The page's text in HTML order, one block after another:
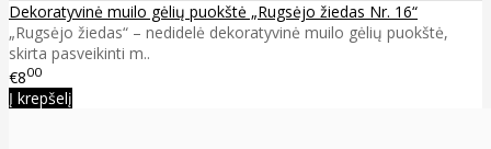
Dekoratyvinė muilo gėlių puokštė „Rugsėjo žiedas Nr. 16“
„Rugsėjo žiedas“ – nedidelė dekoratyvinė muilo gėlių puokštė,
skirta pasveikinti m..
€800
Į krepšelį